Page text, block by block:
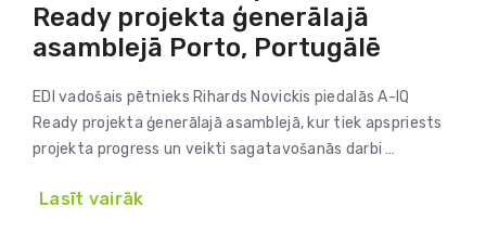
Ready projekta ģenerālajā
asamblejā Porto, Portugālē
EDI vadošais pētnieks Rihards Novickis piedalās A-IQ
Ready projekta ģenerālajā asamblejā, kur tiek apspriests
projekta progress un veikti sagatavošanās darbi …
Lasīt vairāk